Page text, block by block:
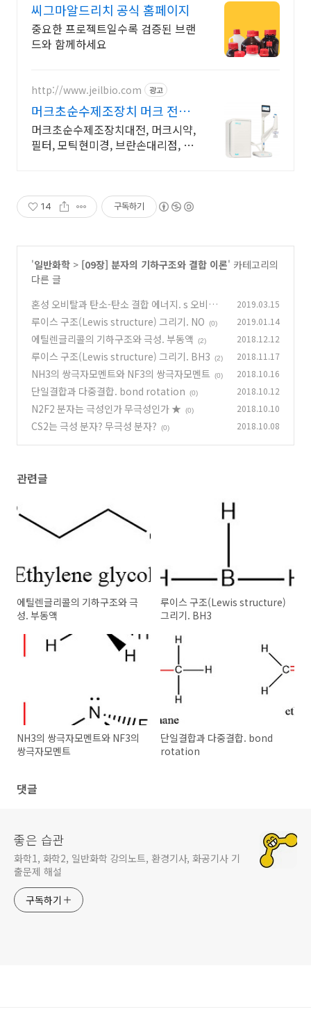
씨그마알드리치 공식 홈페이지
중요한 프로젝트일수록 검증된 브랜
드와 함께하세요
http://www.jeilbio.com 광고
머크초순수제조장치 머크 전제
품 이벤트중
머크초순수제조장치대전, 머크시약,
필터, 모틱현미경, 브란손대리점, 셀
14 구독하기
'일반화학 > [09장] 분자의 기하구조와 결합 이론' 카테고리의
다른 글
혼성 오비탈과 탄소-탄소 결합 에너지. s 오비탈
의 비율
(0)
2019.03.15
루이스 구조(Lewis structure) 그리기. NO (0) 2019.01.14
에틸렌글리콜의 기하구조와 극성. 부동액 (2) 2018.12.12
루이스 구조(Lewis structure) 그리기. BH3 (2) 2018.11.17
NH3의 쌍극자모멘트와 NF3의 쌍극자모멘트 (0) 2018.10.16
단일결합과 다중결합. bond rotation (0) 2018.10.12
N2F2 분자는 극성인가 무극성인가 ★ (0) 2018.10.10
CS2는 극성 분자? 무극성 분자? (0) 2018.10.08
관련글
에틸렌글리콜의 기하구조와 극
성. 부동액
루이스 구조(Lewis structure)
그리기. BH3
NH3의 쌍극자모멘트와 NF3의
쌍극자모멘트
단일결합과 다중결합. bond
rotation
댓글
좋은 습관
화학1, 화학2, 일반화학 강의노트, 환경기사, 화공기사 기
출문제 해설
구독하기